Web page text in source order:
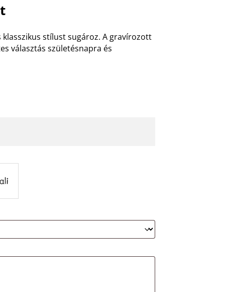
Current
price
is:
2.500 Ft.
klasszikus stílust sugároz. A gravírozott
választás születésnapra és